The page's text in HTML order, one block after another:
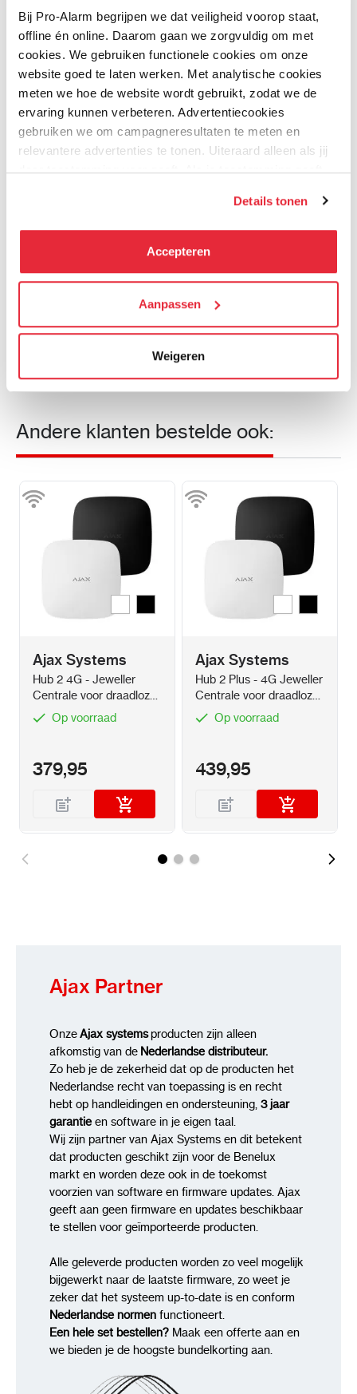
Bij Pro-Alarm begrijpen we dat veiligheid voorop staat,
offline én online. Daarom gaan we zorgvuldig om met
cookies. We gebruiken functionele cookies om onze
website goed te laten werken. Met analytische cookies
meten we hoe de website wordt gebruikt, zodat we de
ervaring kunnen verbeteren. Advertentiecookies
gebruiken we om campagneresultaten te meten en
relevantere advertenties te tonen. Uiteraard alleen als jij
daar toestemming voor geeft. Als je toestemming geeft,
kunnen deze gegevens combineren met informatie die zij
hebben verzameld via het gebruik van hun diensten. Je
kunt alle cookies accepteren, alleen noodzakelijke
We werken samen met21 derden
die uw gegevens
kunnen ontvangen en verwerken.
Details tonen
Accepteren
Aanpassen
Weigeren
Wit Zwart
Hub 2 Plus - 4G Jeweller
Centrale voor draadloze
+ LAN
Op voorraad
439,95
Wit Zwart
Ajax Systems
Hub 2 4G - Jeweller
Centrale voor draadloze
Op voorraad
379,95
Andere klanten bestelde ook:
Kleur
Ajax Systems
Hub 2 4G - Jeweller
Centrale voor draadloze
melders met 4G + LAN
Op voorraad
379,95
Kleur
Ajax Systems
Hub 2 Plus - 4G Jeweller
Centrale voor draadloze
melders met 4G + WIFI
+ LAN
Op voorraad
439,95
Ajax Partner
OnzeAjax systemsproducten zijn alleen
afkomstig van de Nederlandse distributeur.
Zo heb je de zekerheid dat op de producten het
Nederlandse recht van toepassing is en recht
hebt op handleidingen en ondersteuning, 3 jaar
garantieen software in je eigen taal.
Wij zijn partner van Ajax Systems en dit betekent
dat producten geschikt zijn voor de Benelux
markt en worden deze ook in de toekomst
voorzien van software en firmware updates. Ajax
geeft aan geen firmware en updates beschikbaar
te stellen voor geïmporteerde producten.
Alle geleverde producten worden zo veel mogelijk
bijgewerkt naar de laatste firmware, zo weet je
zeker dat het systeem up-to-date is en conform
Nederlandse normen functioneert.
Een hele set bestellen? Maak een offerte aan en
we bieden je de hoogste bundelkorting aan.